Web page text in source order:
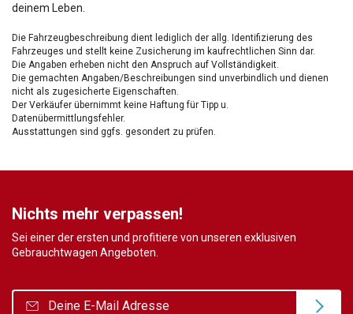
deinem Leben.
Die Fahrzeugbeschreibung dient lediglich der allg. Identifizierung des
Fahrzeuges und stellt keine Zusicherung im kaufrechtlichen Sinn dar.
Die Angaben erheben nicht den Anspruch auf Vollständigkeit.
Die gemachten Angaben/Beschreibungen sind unverbindlich und dienen
nicht als zugesicherte Eigenschaften.
Der Verkäufer übernimmt keine Haftung für Tipp u.
Datenübermittlungsfehler.
Ausstattungen sind ggfs. gesondert zu prüfen.
Nichts mehr verpassen!
Sei einer der ersten und profitiere von unseren exklusiven
Gebrauchtwagen Angeboten.